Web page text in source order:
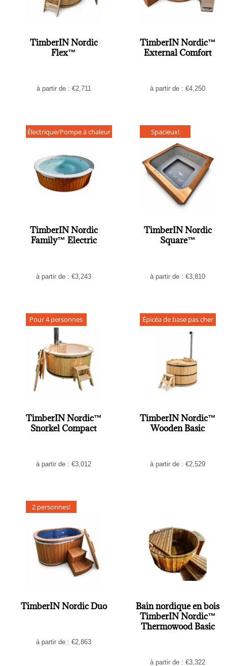
TimberIN Nordic
Flex™
à partir de : €2,711
TimberIN Nordic™
External Comfort
à partir de : €4,250
Électrique/Pompe à chaleur
TimberIN Nordic
Family™ Electric
à partir de : €3,243
Spacieux!
TimberIN Nordic
Square™
à partir de : €3,810
Pour 4 personnes
TimberIN Nordic™
Snorkel Compact
à partir de : €3,012
Épicéa de base pas cher
TimberIN Nordic™
Wooden Basic
à partir de : €2,529
2 personnes!
TimberIN Nordic Duo
à partir de : €2,863
Bain nordique en bois
TimberIN Nordic™
Thermowood Basic
à partir de : €3,322